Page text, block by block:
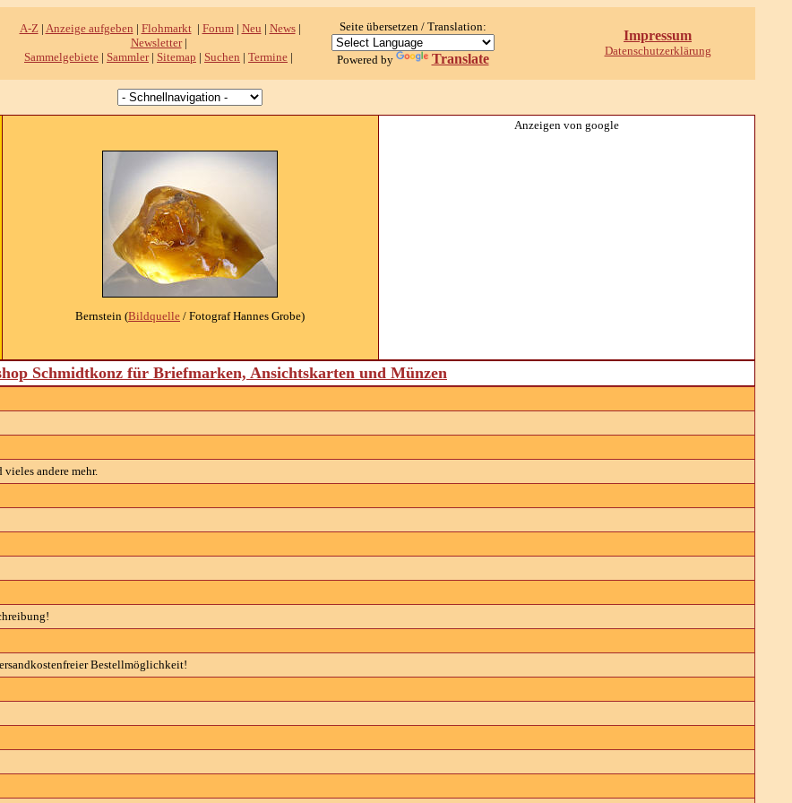
A-Z| Anzeige aufgeben | Flohmarkt| Forum| Neu | News|
Newsletter|
Sammelgebiete | Sammler| Sitemap | Suchen | Termine |
Seite übersetzen / Translation:
Powered by Translate
Impressum
Datenschutzerklärung
Bernstein (Bildquelle / Fotograf Hannes Grobe)
Anzeigen von google
Schmidtkonz für Briefmarken, Ansichtskarten und Münzen
andere mehr.
Bestellmöglichkeit!